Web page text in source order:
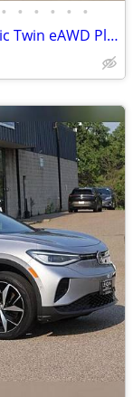
• • • • • •
2023 Volvo XC40 Recharge Pure Electric Twin eAWD Plus